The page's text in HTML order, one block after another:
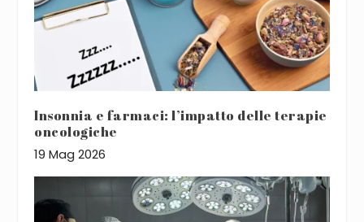
Insonnia e farmaci: l’impatto delle terapie
oncologiche
19 Mag 2026